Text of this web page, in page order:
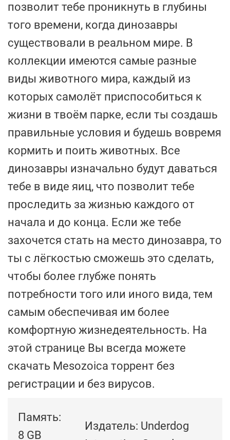
позволит тебе проникнуть в глубины
того времени, когда динозавры
существовали в реальном мире. В
коллекции имеются самые разные
виды животного мира, каждый из
которых самолёт приспособиться к
жизни в твоём парке, если ты создашь
правильные условия и будешь вовремя
кормить и поить животных. Все
динозавры изначально будут даваться
тебе в виде яиц, что позволит тебе
проследить за жизнью каждого от
начала и до конца. Если же тебе
захочется стать на место динозавра, то
ты с лёгкостью сможешь это сделать,
чтобы более глубже понять
потребности того или иного вида, тем
самым обеспечивая им более
комфортную жизнедеятельность. На
этой странице Вы всегда можете
скачать Mesozoica торрент без
регистрации и без вирусов.
Память:
8 GB
Издатель: Underdog